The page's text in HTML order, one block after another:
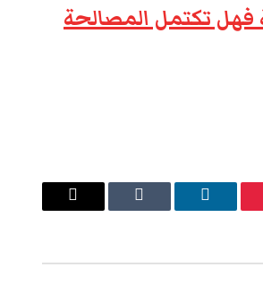
تكتمل المصالحة
لينكدإن Tumblr
البريد